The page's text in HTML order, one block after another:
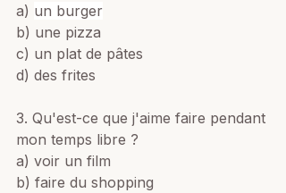
a) un burger
b) une pizza
c) un plat de pâtes
d) des frites
3. Qu'est-ce que j'aime faire pendant
mon temps libre ?
a) voir un film
b) faire du shopping